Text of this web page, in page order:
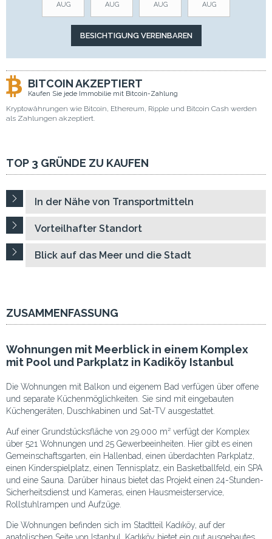
AUG AUG AUG AUG
BITCOIN AKZEPTIERT
Kaufen Sie jede Immobilie mit Bitcoin-Zahlung
Kryptowährungen wie Bitcoin, Ethereum, Ripple und Bitcoin Cash werden
als Zahlungen akzeptiert.
TOP 3 GRÜNDE ZU KAUFEN
In der Nähe von Transportmitteln
Vorteilhafter Standort
Blick auf das Meer und die Stadt
ZUSAMMENFASSUNG
Wohnungen mit Meerblick in einem Komplex
mit Pool und Parkplatz in Kadiköy Istanbul
Die Wohnungen mit Balkon und eigenem Bad verfügen über offene
und separate Küchenmöglichkeiten. Sie sind mit eingebauten
Küchengeräten, Duschkabinen und Sat-TV ausgestattet.
Auf einer Grundstücksfläche von 29.000 m² verfügt der Komplex
über 521 Wohnungen und 25 Gewerbeeinheiten. Hier gibt es einen
Gemeinschaftsgarten, ein Hallenbad, einen überdachten Parkplatz,
einen Kinderspielplatz, einen Tennisplatz, ein Basketballfeld, ein SPA
und eine Sauna. Darüber hinaus bietet das Projekt einen 24-Stunden-
Sicherheitsdienst und Kameras, einen Hausmeisterservice,
Rollstuhlrampen und Aufzüge.
Die Wohnungen befinden sich im Stadtteil Kadıköy, auf der